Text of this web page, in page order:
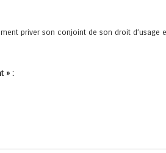
priver son conjoint de son droit d’usage
» :